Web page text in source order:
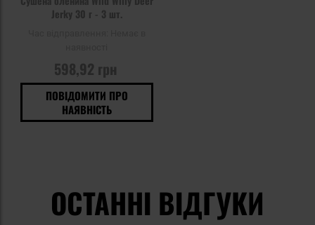
Jerky 30 г - 3 шт.
598,92 грн
ПОВІДОМИТИ ПРО
НАЯВНІСТЬ
ОСТАННІ ВІДГУКИ